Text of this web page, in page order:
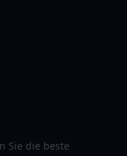
Sie die beste